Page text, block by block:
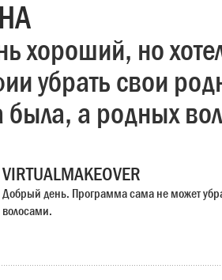
хороший, но
убрать свои
была, а родных
VIRTUALMAKEOVER
Добрый день. Программа сама не может
волосами.